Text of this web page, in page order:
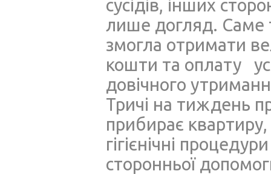
сусідів, інших
лише догляд. Саме
змогла отримати
кошти та оплату
довічного
Тричі на тиждень
прибирає квартиру,
гігієнічні
сторонньої